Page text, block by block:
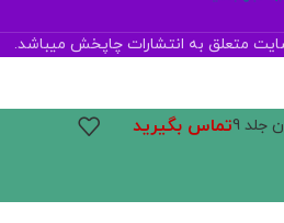
متعلق به انتشارات چاپخش میباشد.
جلد 9 تماس بگیرید